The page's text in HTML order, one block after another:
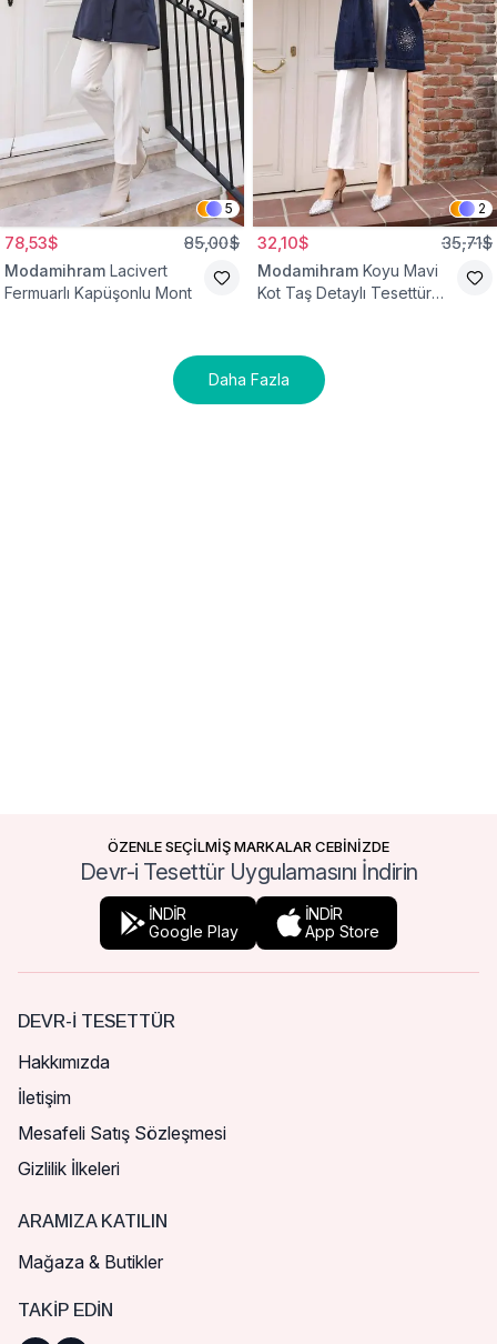
5
78,53$ 85,00$
Modamihram Lacivert
Fermuarlı Kapüşonlu Mont
2
32,10$ 35,71$
Modamihram Koyu Mavi
Kot Taş Detaylı Tesettür
Daha Fazla
ÖZENLE SEÇİLMİŞ MARKALAR CEBİNİZDE
Devr-i Tesettür Uygulamasını İndirin
İNDİR
Google Play
İNDİR
App Store
DEVR-I TESETTÜR
Hakkımızda
İletişim
Mesafeli Satış Sözleşmesi
Gizlilik İlkeleri
ARAMIZA KATILIN
Mağaza & Butikler
TAKIP EDIN